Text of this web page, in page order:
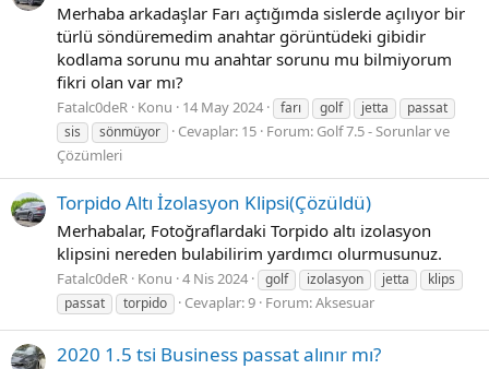
Merhaba arkadaşlar Farı açtığımda sislerde açılıyor bir
türlü söndüremedim anahtar görüntüdeki gibidir
kodlama sorunu mu anahtar sorunu mu bilmiyorum
fikri olan var mı?
Fatalc0deR Konu 14 May 2024 farı golf jetta
passat
sis
sönmüyor Cevaplar: 15 Forum: Golf 7.5 - Sorunlar ve
Çözümleri
Torpido Altı İzolasyon Klipsi(Çözüldü)
Merhabalar, Fotoğraflardaki Torpido altı izolasyon
klipsini nereden bulabilirim yardımcı olurmusunuz.
Fatalc0deR Konu 4 Nis 2024 golf izolasyon jetta
klips
passat
torpido Cevaplar: 9 Forum:Aksesuar
2020 1.5 tsi Business passat alınır mı?